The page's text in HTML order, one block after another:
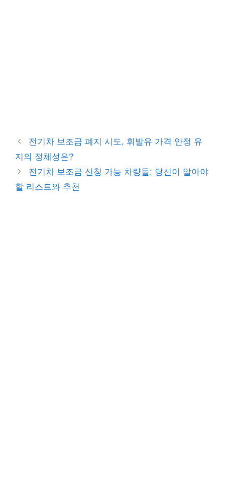
전기차 보조금 폐지 시도, 휘발유 가격 안정 유
지의 정체성은?
전기차 보조금 신청 가능 차량들: 당신이 알아야
할 리스트와 추천